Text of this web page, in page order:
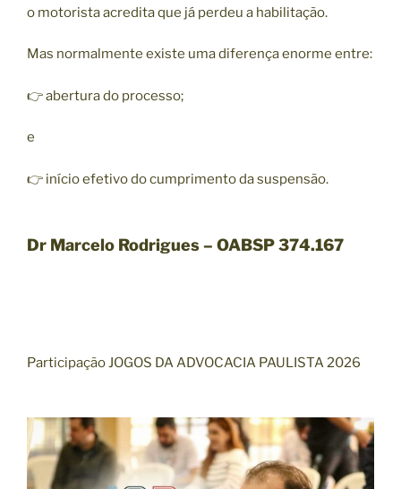
o motorista acredita que já perdeu a habilitação.
Mas normalmente existe uma diferença enorme entre:
👉 abertura do processo;
e
👉 início efetivo do cumprimento da suspensão.
Dr Marcelo Rodrigues – OABSP 374.167
Participação JOGOS DA ADVOCACIA PAULISTA 2026